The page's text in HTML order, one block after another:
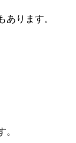
ります。